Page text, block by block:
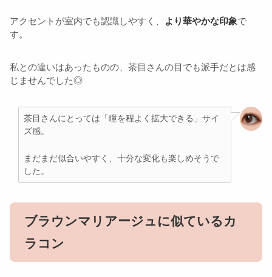
アクセントが室内でも認識しやすく、 より華やかな印象で
す。
私との違いはあったものの、茶目さんの目でも派手だとは感
じませんでした◎
茶目さんにとっては「瞳を程よく拡大できる」サイ
ズ感。
まだまだ似合いやすく、十分な変化も楽しめそうで
した。
ブラウンマリアージュに似ているカ
ラコン